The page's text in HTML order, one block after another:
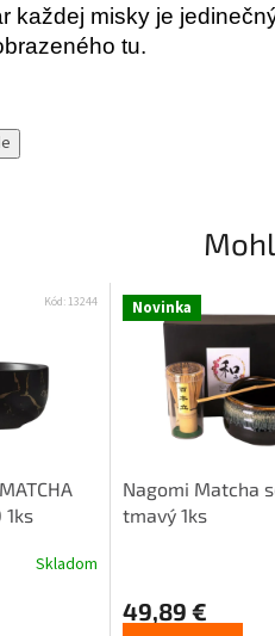
každej misky je
tu.
1ks
Skladom
Kód: 13244 Novinka
Nagomi Matcha
tmavý 1ks
49,89 €